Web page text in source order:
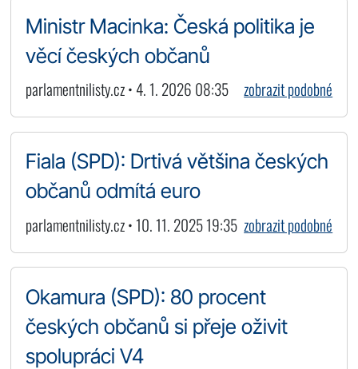
Ministr Macinka: Česká politika je
věcí českých občanů
parlamentnilisty.cz • 4. 1. 2026 08:35 zobrazit podobné
Fiala (SPD): Drtivá většina českých
občanů odmítá euro
parlamentnilisty.cz • 10. 11. 2025 19:35 zobrazit podobné
Okamura (SPD): 80 procent
českých občanů si přeje oživit
spolupráci V4